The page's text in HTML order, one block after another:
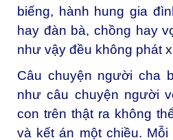
biếng, hành hung gia
hay đàn bà, chồng hay
như vậy đều không phát
Câu chuyện người cha
như câu chuyện người
con trên thật ra không
và kết án một chiều.